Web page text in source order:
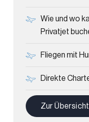
Wie und wo
Privatjet
Fliegen mit
Direkte
Zur Übersicht